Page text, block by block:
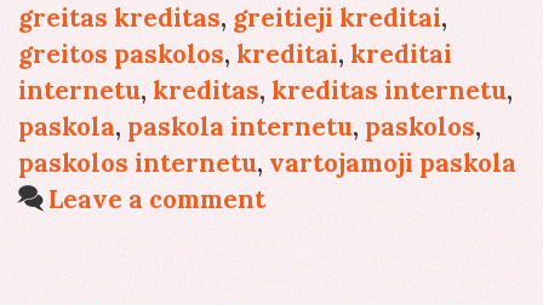
greitas kreditas, greitieji kreditai,
greitos paskolos, kreditai, kreditai
internetu, kreditas, kreditas internetu,
paskola, paskola internetu, paskolos,
paskolos internetu, vartojamoji paskola
Leave a comment